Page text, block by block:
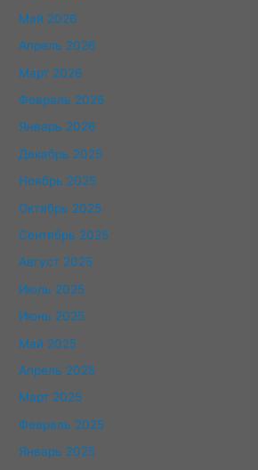
Май 2026
Апрель 2026
Март 2026
Февраль 2026
Январь 2026
Декабрь 2025
Ноябрь 2025
Октябрь 2025
Сентябрь 2025
Август 2025
Июль 2025
Июнь 2025
Май 2025
Апрель 2025
Март 2025
Февраль 2025
Январь 2025